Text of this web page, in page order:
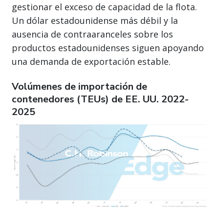
gestionar el exceso de capacidad de la flota.
Un dólar estadounidense más débil y la
ausencia de contraaranceles sobre los
productos estadounidenses siguen apoyando
una demanda de exportación estable.
Volúmenes de importación de
contenedores (TEUs) de EE. UU. 2022-
2025